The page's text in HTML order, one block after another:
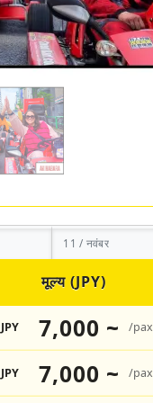
11 / नवंबर
मूल्य (JPY)
JPY 7,000 ~ /pax
JPY 7,000 ~ /pax